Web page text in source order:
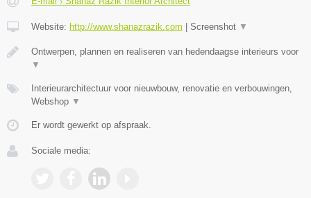
Website: http://www.shanazrazik.com Screenshot ▼
Ontwerpen, plannen en realiseren van hedendaagse interieurs voor
▼
Interieurarchitectuur voor nieuwbouw, renovatie en verbouwingen,
Webshop ▼
Er wordt gewerkt op afspraak.
Sociale media: